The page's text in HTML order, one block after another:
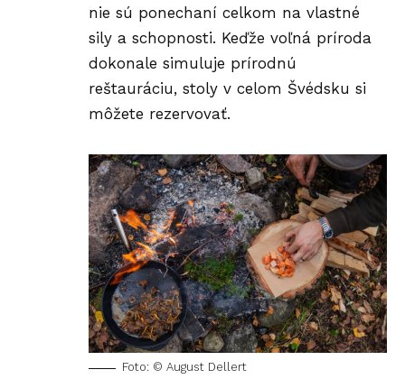
nie sú ponechaní celkom na vlastné
sily a schopnosti. Keďže voľná príroda
dokonale simuluje prírodnú
reštauráciu, stoly v celom Švédsku si
môžete rezervovať.
Foto: © August Dellert